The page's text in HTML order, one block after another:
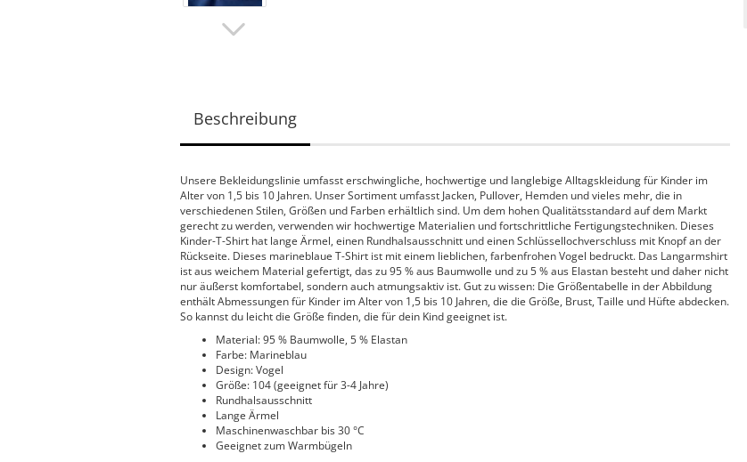
Beschreibung
Unsere Bekleidungslinie umfasst erschwingliche, hochwertige und langlebige Alltagskleidung für Kinder im
Alter von 1,5 bis 10 Jahren. Unser Sortiment umfasst Jacken, Pullover, Hemden und vieles mehr, die in
verschiedenen Stilen, Größen und Farben erhältlich sind. Um dem hohen Qualitätsstandard auf dem Markt
gerecht zu werden, verwenden wir hochwertige Materialien und fortschrittliche Fertigungstechniken. Dieses
Kinder-T-Shirt hat lange Ärmel, einen Rundhalsausschnitt und einen Schlüssellochverschluss mit Knopf an der
Rückseite. Dieses marineblaue T-Shirt ist mit einem lieblichen, farbenfrohen Vogel bedruckt. Das Langarmshirt
ist aus weichem Material gefertigt, das zu 95 % aus Baumwolle und zu 5 % aus Elastan besteht und daher nicht
nur äußerst komfortabel, sondern auch atmungsaktiv ist. Gut zu wissen: Die Größentabelle in der Abbildung
enthält Abmessungen für Kinder im Alter von 1,5 bis 10 Jahren, die die Größe, Brust, Taille und Hüfte abdecken.
So kannst du leicht die Größe finden, die für dein Kind geeignet ist.
Material: 95 % Baumwolle, 5 % Elastan
Farbe: Marineblau
Design: Vogel
Größe: 104 (geeignet für 3-4 Jahre)
Rundhalsausschnitt
Lange Ärmel
Maschinenwaschbar bis 30 °C
Geeignet zum Warmbügeln